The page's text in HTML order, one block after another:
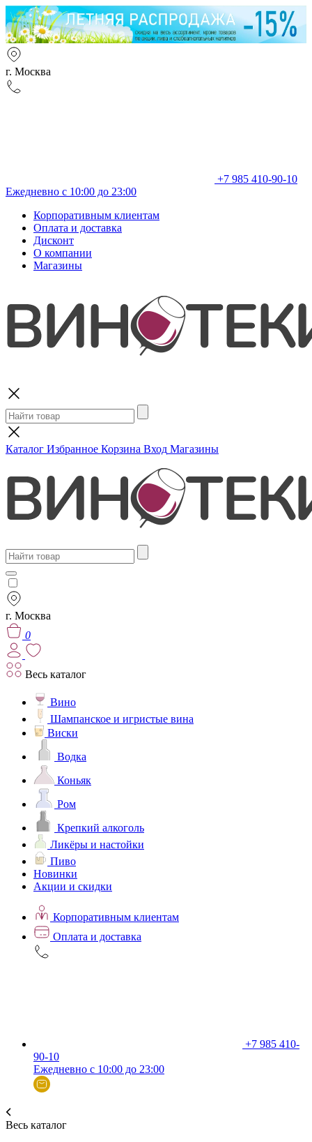
г. Москва
+7 985 410-90-10
Ежедневно с 10:00 до 23:00
Корпоративным клиентам
Оплата и доставка
Дисконт
О компании
Магазины
Каталог Избранное Корзина Вход Магазины
г. Москва
0
Весь каталог
Вино
Шампанское и игристые вина
Виски
Водка
Коньяк
Ром
Крепкий алкоголь
Ликёры и настойки
Пиво
Новинки
Акции и скидки
Корпоративным клиентам
Оплата и доставка
+7 985 410-
90-10
Ежедневно с 10:00 до 23:00
Весь каталог